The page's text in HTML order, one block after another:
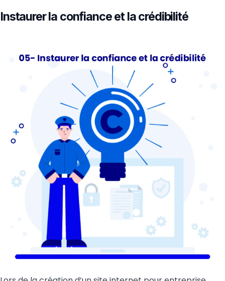
Instaurer la confiance et la crédibilité